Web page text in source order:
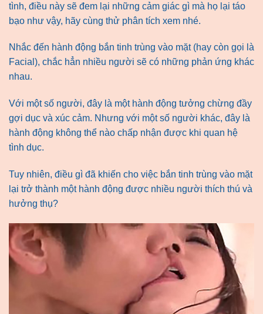
tình, điều này sẽ đem lại những cảm giác gì mà họ lại táo
bạo như vậy, hãy cùng thử phân tích xem nhé.
Nhắc đến hành động bắn tinh trùng vào mặt (hay còn gọi là
Facial), chắc hẳn nhiều người sẽ có những phản ứng khác
nhau.
Với một số người, đây là một hành động tưởng chừng đầy
gợi dục và xúc cảm. Nhưng với một số người khác, đây là
hành động không thể nào chấp nhận được khi quan hệ
tình dục.
Tuy nhiên, điều gì đã khiến cho việc bắn tinh trùng vào mặt
lại trở thành một hành động được nhiều người thích thú và
hưởng thụ?